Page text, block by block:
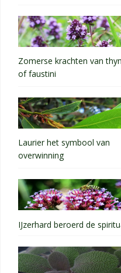
Zomerse krachten van
of faustini
Laurier het symbool van
overwinning
IJzerhard beroerd de